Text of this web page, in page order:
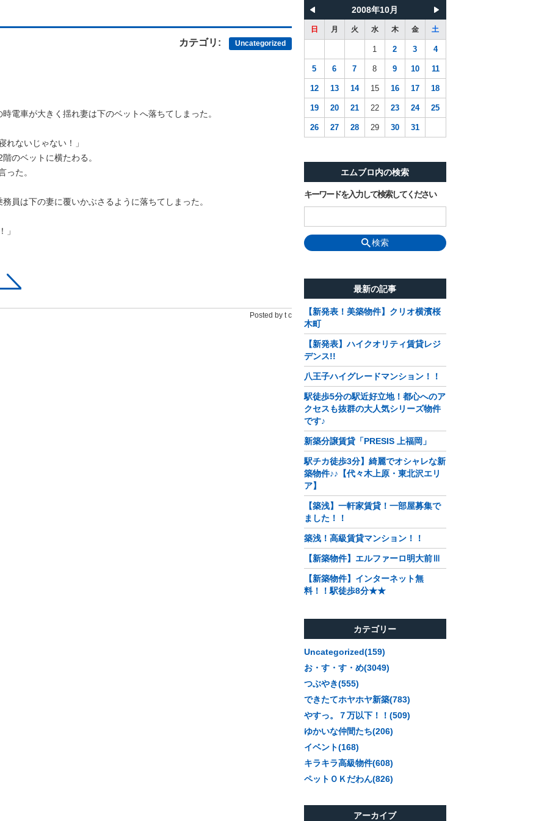
カテゴリ: Uncategorized
電車が大きく揺れ妻は下のベットへ落ちてしまった。
れないじゃない！」
のベットに横たわる。
った。
員は下の妻に覆いかぶさるように落ちてしまった。
」
Posted by t c
2008年10月
日 月 火 水 木 金 土
1 2 3 4
5 6 7 8 9 10 11
12 13 14 15 16 17 18
19 20 21 22 23 24 25
26 27 28 29 30 31
エムブロ内の検索
キーワードを入力して検索してください
検索
最新の記事
【新発表！美築物件】クリオ横濱桜
木町
【新発表】ハイクオリティ賃貸レジ
デンス!!
八王子ハイグレードマンション！！
駅徒歩5分の駅近好立地！都心へのア
クセスも抜群の大人気シリーズ物件
です♪
新築分譲賃貸「PRESIS 上福岡」
駅チカ徒歩3分】綺麗でオシャレな新
築物件♪♪【代々木上原・東北沢エリ
ア】
【築浅】一軒家賃貸！一部屋募集で
ました！！
築浅！高級賃貸マンション！！
【新築物件】エルファーロ明大前Ⅲ
【新築物件】インターネット無
料！！駅徒歩8分★★
カテゴリー
Uncategorized(159)
お・す・す・め(3049)
つぶやき(555)
できたてホヤホヤ新築(783)
やすっ。７万以下！！(509)
ゆかいな仲間たち(206)
イベント(168)
キラキラ高級物件(608)
ペットＯＫだわん(826)
アーカイブ